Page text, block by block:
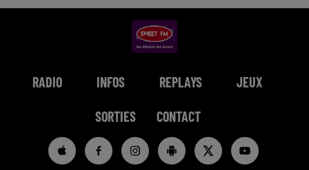
RADIO INFOS REPLAYS JEUX
SORTIES CONTACT